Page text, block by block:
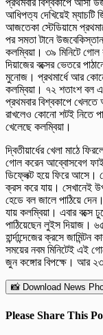
প্রথমবার বিশ্বকাপে আসা
আধিপত্য দেখিয়েই ম্যাচটি
আজতেকা স্টেডিয়ামে
পর সমতা টানে
কলম্বিয়া। ৩৯ মিনিটে
দিয়াজের বক্সের ভেতরে
মুনোজ। প্রথমার্ধে আর
কলম্বিয়া। ৭২ শতাংশ বল
প্রথমবার বিশ্বকাপে
রাখলেও কোনো শটই নিতে
খেলেছে কলম্বিয়া।
দ্বিতীয়ার্ধের খেলা মাঠে
গোল করেন আব্বোসবেগ
ডিফ্লেক্ট হয়ে ফিরে আসে।
ক্রস করে যায়। সেখানেই
হেডে বল জালে পাঠিয়ে
যায় কলম্বিয়া। এবার বক্সে
পাঠিয়েছেন লুইস দিয়াজ।
হার্ন্দান্দেজের ক্রসে
সময়ের নবম মিনিটেই এই
জুন কঙ্গোর বিপক্ষে। আর
📸 Download News
Please Share This